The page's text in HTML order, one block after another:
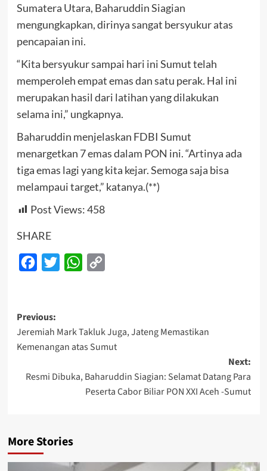
Sumatera Utara, Baharuddin Siagian
mengungkapkan, dirinya sangat bersyukur atas
pencapaian ini.
“Kita bersyukur sampai hari ini Sumut telah
memperoleh empat emas dan satu perak. Hal ini
merupakan hasil dari latihan yang dilakukan
selama ini,” ungkapnya.
Baharuddin menjelaskan FDBI Sumut
menargetkan 7 emas dalam PON ini. “Artinya ada
tiga emas lagi yang kita kejar. Semoga saja bisa
melampaui target,” katanya.(**)
Post Views:458
SHARE
Facebook
Twitter WhatsApp
Post
navigation
Previous:
Jeremiah Mark Takluk Juga, Jateng Memastikan
Kemenangan atas Sumut
Next:
Resmi Dibuka, Baharuddin Siagian: Selamat Datang Para
Peserta Cabor Biliar PON XXI Aceh -Sumut
More Stories